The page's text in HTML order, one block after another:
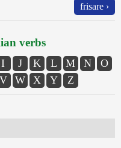
frisare ›
verbs
I J K L M N
O
V W X Y Z